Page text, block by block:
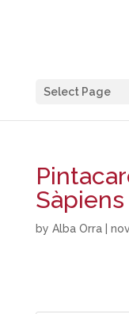
Select Page
Sàpiens
by Alba Orra|